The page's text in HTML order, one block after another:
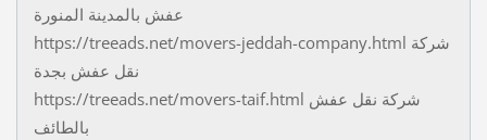
عفش بالمدينة المنورة
https://treeads.net/movers-jeddah-company.html شركة
نقل عفش بجدة
https://treeads.net/movers-taif.html شركة نقل عفش
بالطائف